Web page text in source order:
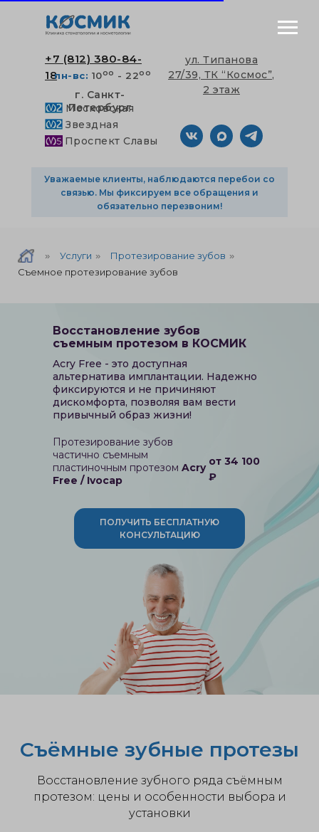
г. Санкт-
Петербург
ул. Типанова
27/39, ТК “Космос”,
2 этаж
+7 (812) 380-84-
18пн-вс: 10оо - 22оо
Проспект Славы
Звездная
Московская
Уважаемые клиенты, наблюдаются перебои со
связью. Мы фиксируем все обращения и
обязательно перезвоним!
» Услуги » Протезирование зубов »
Съемное протезирование зубов
от 34 100
₽
Восстановление зубов
съемным протезом в КОСМИК
Протезирование зубов
частично съемным
пластиночным протезом Acry
Free / Ivocap
ПОЛУЧИТЬ БЕСПЛАТНУЮ
КОНСУЛЬТАЦИЮ
Acry Free - это доступная
альтернатива имплантации. Надежно
фиксируются и не причиняют
дискомфорта, позволяя вам вести
привычный образ жизни!
Съёмные зубные протезы
Восстановление зубного ряда съёмным
протезом: цены и особенности выбора и
установки